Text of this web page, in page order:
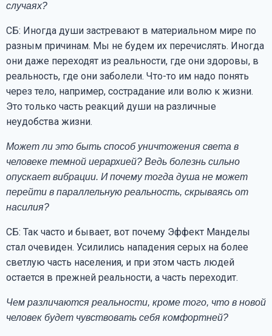
случаях?
СБ: Иногда души застревают в материальном мире по
разным причинам. Мы не будем их перечислять. Иногда
они даже переходят из реальности, где они здоровы, в
реальность, где они заболели. Что-то им надо понять
через тело, например, сострадание или волю к жизни.
Это только часть реакций души на различные
неудобства жизни.
Может ли это быть способ уничтожения света в
человеке темной иерархией? Ведь болезнь сильно
опускает вибрации. И почему тогда душа не может
перейти в параллельную реальность, скрываясь от
насилия?
СБ: Так часто и бывает, вот почему Эффект Манделы
стал очевиден. Усилились нападения серых на более
светлую часть населения, и при этом часть людей
остается в прежней реальности, а часть переходит.
Чем различаются реальности, кроме того, что в новой
человек будет чувствовать себя комфортней?